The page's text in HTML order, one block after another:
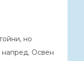
но
Освен